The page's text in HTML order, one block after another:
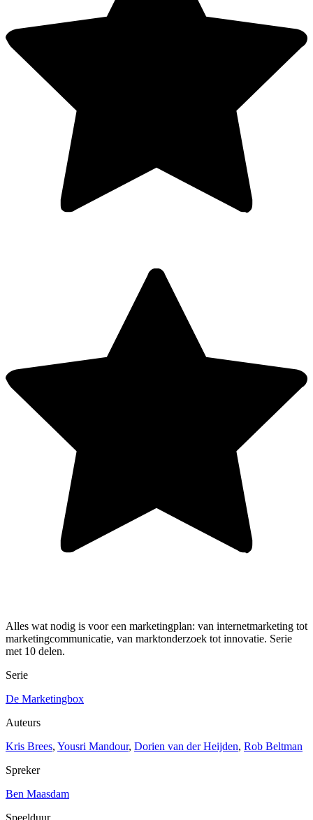
Alles wat nodig is voor een marketingplan: van internetmarketing tot
marketingcommunicatie, van marktonderzoek tot innovatie. Serie
met 10 delen.
Serie
De Marketingbox
Auteurs
Kris Brees, Yousri Mandour, Dorien van der Heijden, Rob Beltman
Spreker
Ben Maasdam
Speelduur